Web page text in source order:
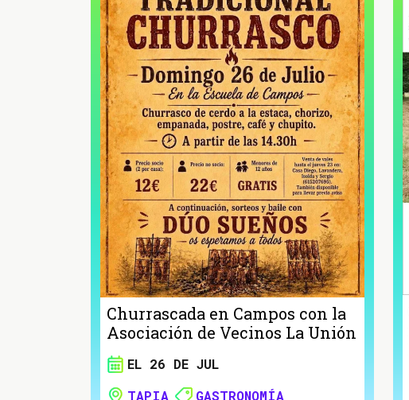
Churrascada en Campos con la
Asociación de Vecinos La Unión
EL 26 DE JUL
TAPIA
GASTRONOMÍA